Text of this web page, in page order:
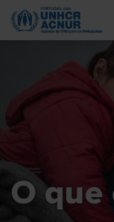
Skip
main
O que